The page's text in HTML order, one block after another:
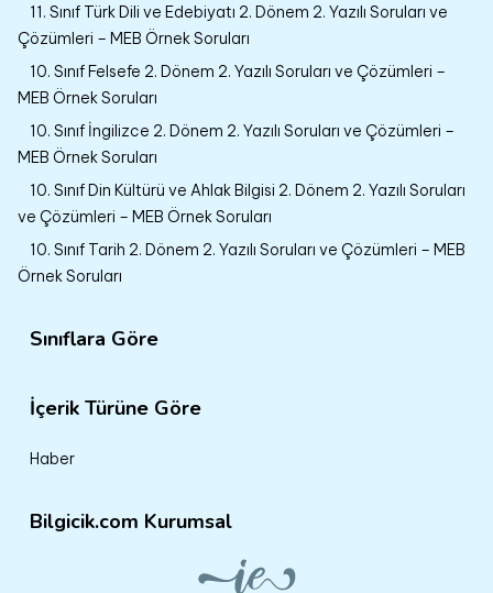
11. Sınıf Türk Dili ve Edebiyatı 2. Dönem 2. Yazılı Soruları ve
Çözümleri – MEB Örnek Soruları
10. Sınıf Felsefe 2. Dönem 2. Yazılı Soruları ve Çözümleri –
MEB Örnek Soruları
10. Sınıf İngilizce 2. Dönem 2. Yazılı Soruları ve Çözümleri –
MEB Örnek Soruları
10. Sınıf Din Kültürü ve Ahlak Bilgisi 2. Dönem 2. Yazılı Soruları
ve Çözümleri – MEB Örnek Soruları
10. Sınıf Tarih 2. Dönem 2. Yazılı Soruları ve Çözümleri – MEB
Örnek Soruları
Sınıflara Göre
İçerik Türüne Göre
Haber
Bilgicik.com Kurumsal